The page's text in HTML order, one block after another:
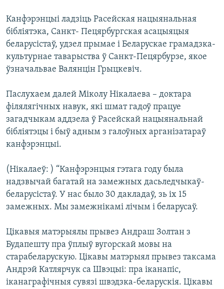
Канфэрэнцыі ладзіць Расейская нацыянальная
бібліятэка, Санкт- Пецярбургская асацыяцыя
беларусістаў, удзел прымае і Беларускае грамадзка-
культурнае таварыства ў Санкт-Пецярбурзе, якое
ўзначальвае Валянцін Грыцкевіч.
Паслухаем далей Міколу Нікалаева – доктара
філялягічных навук, які шмат гадоў працуе
загадчыкам аддзела ў Расейскай нацыянальнай
бібліятэцы і быў адным з галоўных арганізатараў
канфэрэнцыі.
(Нікалаеў: ) “Канфэрэнцыя гэтага году была
надзвычай багатай на замежных дасьледчыкаў-
беларусістаў. У нас было 30 дакладаў, зь іх 15
замежных. Мы замежнікамі лічым і беларусаў.
Цікавыя матэрыялы прывез Андраш Золтан з
Будапешту пра ўплыў вугорскай мовы на
старабеларускую. Цікавы матэрыял прывез таксама
Андрэй Катлярчук са Швэцыі: пра іканапіс,
іканаграфічныя сувязі швэдзка-беларускія. Цікавы